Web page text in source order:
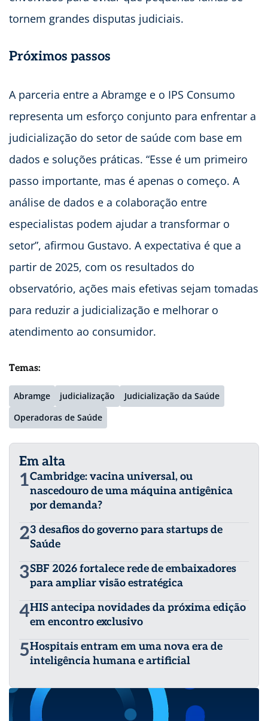
tornem grandes disputas judiciais.
Próximos passos
A parceria entre a Abramge e o IPS Consumo
representa um esforço conjunto para enfrentar a
judicialização do setor de saúde com base em
dados e soluções práticas. “Esse é um primeiro
passo importante, mas é apenas o começo. A
análise de dados e a colaboração entre
especialistas podem ajudar a transformar o
setor”, afirmou Gustavo. A expectativa é que a
partir de 2025, com os resultados do
observatório, ações mais efetivas sejam tomadas
para reduzir a judicialização e melhorar o
atendimento ao consumidor.
Temas:
Abramge judicialização
Judicialização da Saúde
Operadoras de Saúde
Em alta
1Cambridge: vacina universal, ou
nascedouro de uma máquina antigênica
por demanda?
23 desafios do governo para startups de
Saúde
3SBF 2026 fortalece rede de embaixadores
para ampliar visão estratégica
4HIS antecipa novidades da próxima edição
em encontro exclusivo
5Hospitais entram em uma nova era de
inteligência humana e artificial